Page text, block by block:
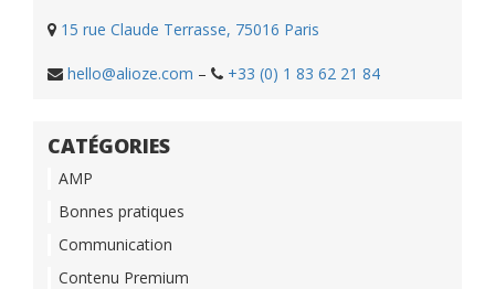
15 rue Claude Terrasse, 75016 Paris
hello@alioze.com – +33 (0) 1 83 62 21 84
CATÉGORIES
AMP
Bonnes pratiques
Communication
Contenu Premium